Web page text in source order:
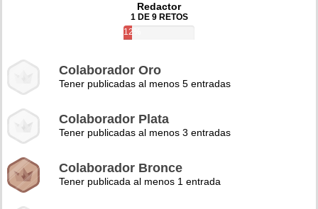
Redactor
1 DE 9 RETOS
12%
Colaborador Oro
Tener publicadas al menos 5 entradas
Colaborador Plata
Tener publicadas al menos 3 entradas
Colaborador Bronce
Tener publicada al menos 1 entrada